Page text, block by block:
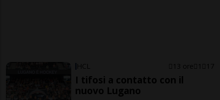
HCL 13 ore 1 17
I tifosi a contatto con il
nuovo Lugano